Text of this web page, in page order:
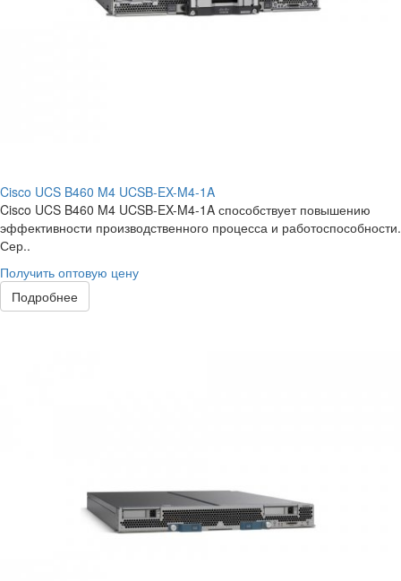
Cisco UCS B460 M4 UCSB-EX-M4-1A
Cisco UCS B460 M4 UCSB-EX-M4-1A способствует повышению
эффективности производственного процесса и работоспособности.
Сер..
Получить оптовую цену
Подробнее